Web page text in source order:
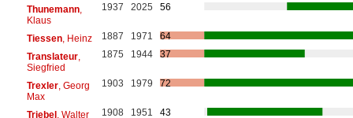
Thunemann,
Klaus
1937 2025 56
Tiessen, Heinz 1887 1971
64
Translateur,
Siegfried
1875 1944 37
Trexler, Georg
Max
1903 1979 72
Triebel, Walter 1908 1951
43